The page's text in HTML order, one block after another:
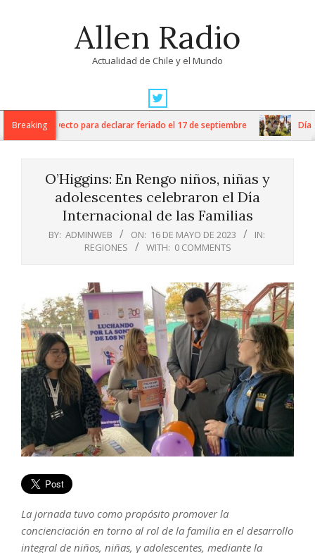
Allen Radio
Actualidad de Chile y el Mundo
Navigation
MenuBreakingproyecto para declarar feriado el 17 de septiembre Día
O’Higgins: En Rengo niños, niñas y
adolescentes celebraron el Día
Internacional de las Familias
BY: ADMINWEB ON: 16 DE MAYO DE 2023
IN:
REGIONES
WITH: 0 COMMENTS
La jornada tuvo como propósito promover la
concienciación en torno al rol de la familia en el desarrollo
integral de niños, niñas, y adolescentes, mediante la